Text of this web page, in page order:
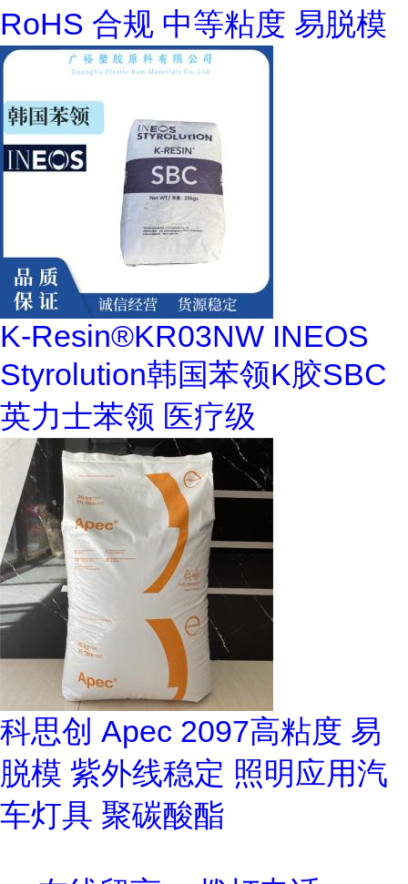
RoHS 合规 中等粘度 易脱模
K-Resin®KR03NW INEOS
Styrolution韩国苯领K胶SBC
英力士苯领 医疗级
科思创 Apec 2097高粘度 易
脱模 紫外线稳定 照明应用汽
车灯具 聚碳酸酯